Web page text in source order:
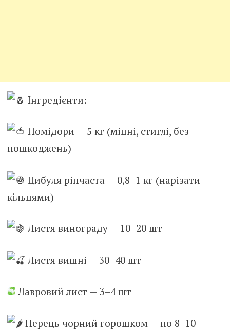
Інгредієнти:
Помідори — 5 кг (міцні, стиглі, без
пошкоджень)
Цибуля ріпчаста — 0,8–1 кг (нарізати
кільцями)
Листя винограду — 10–20 шт
Листя вишні — 30–40 шт
Лавровий лист — 3–4 шт
Перець чорний горошком — по 8–10